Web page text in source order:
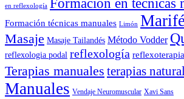
en reflexología Formación en técnicas
Formación técnicas manuales Limón
Masaje Masaje Tailandés Método Vodder
reflexologia podal reflexología reflexoterapia
Terapias manuales terapias
Manuales Vendaje Neuromuscular Xavi Sans